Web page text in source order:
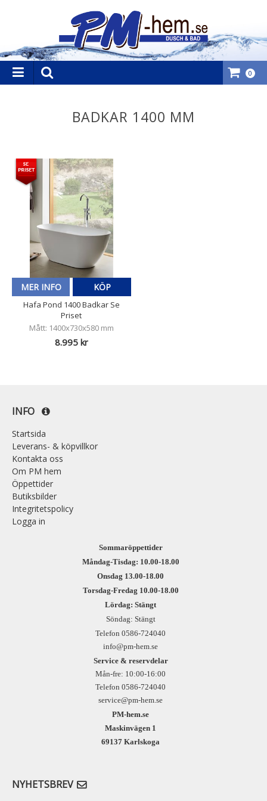
0
BADKAR 1400 MM
MER INFO KÖP
Hafa Pond 1400 Badkar Se
Priset
Mått: 1400x730x580 mm
8.995 kr
INFO
Startsida
Leverans- & köpvillkor
Kontakta oss
Om PM hem
Öppettider
Butiksbilder
Integritetspolicy
Logga in
Sommaröppettider
Måndag-Tisdag: 10.00-18.00
Onsdag 13.00-18.00
Torsdag-Fredag 10.00-18.00
Lördag: Stängt
Söndag: Stängt
Telefon 0586-724040
info@pm-hem.se
Service & reservdelar
Mån-fre: 10:00-16:00
Telefon 0586-724040
service@pm-hem.se
PM-hem.se
Maskinvägen 1
69137 Karlskoga
NYHETSBREV